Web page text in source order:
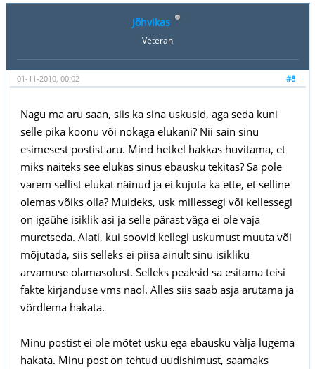
Jõhvikas
Veteran
#8
01-11-2010, 00:02
Nagu ma aru saan, siis ka sina uskusid, aga seda kuni
selle pika koonu või nokaga elukani? Nii sain sinu
esimesest postist aru. Mind hetkel hakkas huvitama, et
miks näiteks see elukas sinus ebausku tekitas? Sa pole
varem sellist elukat näinud ja ei kujuta ka ette, et selline
olemas võiks olla? Muideks, usk millessegi või kellessegi
on igaühe isiklik asi ja selle pärast väga ei ole vaja
muretseda. Alati, kui soovid kellegi uskumust muuta või
mõjutada, siis selleks ei piisa ainult sinu isikliku
arvamuse olamasolust. Selleks peaksid sa esitama teisi
fakte kirjanduse vms näol. Alles siis saab asja arutama ja
võrdlema hakata.
Minu postist ei ole mõtet usku ega ebausku välja lugema
hakata. Minu post on tehtud uudishimust, saamaks